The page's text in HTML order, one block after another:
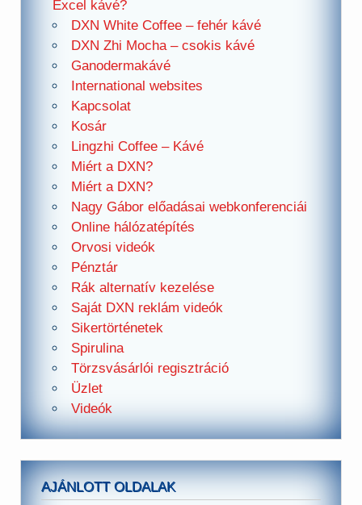
Excel kávé?
DXN White Coffee – fehér kávé
DXN Zhi Mocha – csokis kávé
Ganodermakávé
International websites
Kapcsolat
Kosár
Lingzhi Coffee – Kávé
Miért a DXN?
Miért a DXN?
Nagy Gábor előadásai webkonferenciái
Online hálózatépítés
Orvosi videók
Pénztár
Rák alternatív kezelése
Saját DXN reklám videók
Sikertörténetek
Spirulina
Törzsvásárlói regisztráció
Üzlet
Videók
AJÁNLOTT OLDALAK